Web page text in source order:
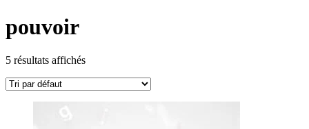
pouvoir
5 résultats affichés